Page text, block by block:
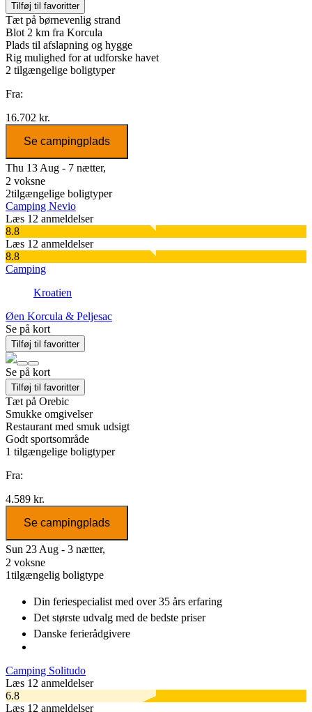
Tilføj til favoritter
Tæt på børnevenlig strand
Blot 2 km fra Korcula
Plads til afslapning og hygge
Rig mulighed for at udforske havet
2 tilgængelige boligtyper
Fra:
16.702 kr.
Se campingplads
Thu 13 Aug - 7 nætter,
2 voksne
2tilgængelige boligtyper
Camping Nevio
Læs 12 anmeldelser
8.8
Læs 12 anmeldelser
8.8
Camping
Kroatien
Øen Korcula & Peljesac
Se på kort
Tilføj til favoritter
Se på kort
Tilføj til favoritter
Tæt på Orebic
Smukke omgivelser
Restaurant med smuk udsigt
Godt sportsområde
1 tilgængelige boligtyper
Fra:
4.589 kr.
Se campingplads
Sun 23 Aug - 3 nætter,
2 voksne
1tilgængelig boligtype
Din feriespecialistmed over 35 års erfaring
Det største udvalg med de bedste priser
Danske ferierådgivere
Camping Solitudo
Læs 12 anmeldelser
6.8
Læs 12 anmeldelser